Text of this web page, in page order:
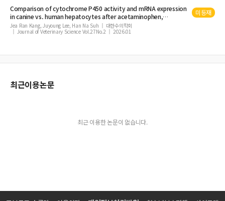
Comparison ofcytochromeP450 activity and mRNA expression
in canine vs. human hepatocytes after acetaminophen,
diclofenac, or valproic acid exposure
미등재
Jea Ran Kang, Juyoung Lee, Han Na Suh
대한수의학회
Journal of Veterinary Science Vol.27No.2
2026.01
최근이용논문
최근 이용한 논문이 없습니다.